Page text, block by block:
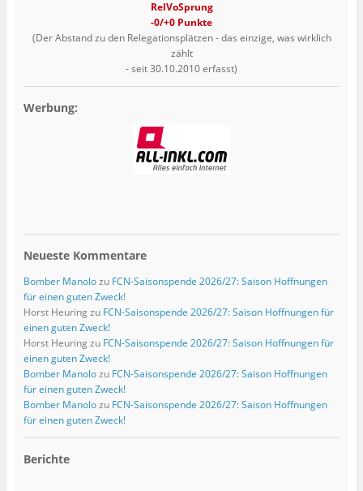
RelVoSprung
-0/+0 Punkte
(Der Abstand zu den Relegationsplätzen - das einzige, was wirklich
zählt
- seit 30.10.2010 erfasst)
Werbung:
Neueste Kommentare
Bomber Manolozu FCN-Saisonspende 2026/27: Saison Hoffnungen
für einen guten Zweck!
Horst Heuring zu FCN-Saisonspende 2026/27: Saison Hoffnungen für
einen guten Zweck!
Horst Heuring zu FCN-Saisonspende 2026/27: Saison Hoffnungen für
einen guten Zweck!
Bomber Manolozu FCN-Saisonspende 2026/27: Saison Hoffnungen
für einen guten Zweck!
Bomber Manolozu FCN-Saisonspende 2026/27: Saison Hoffnungen
für einen guten Zweck!
Berichte